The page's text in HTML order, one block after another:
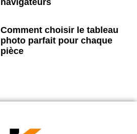
navigateurs
Comment choisir le tableau
photo parfait pour chaque
pièce